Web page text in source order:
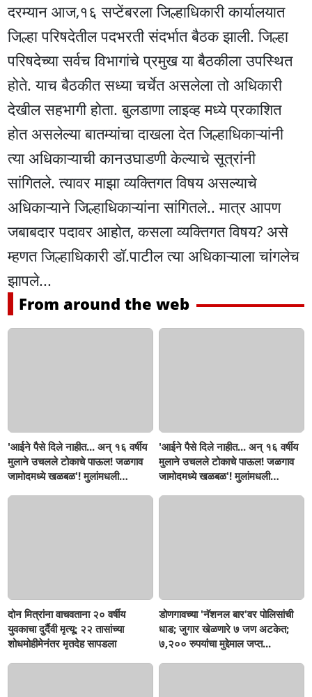
दरम्यान आज,१६ सप्टेंबरला जिल्हाधिकारी कार्यालयात
जिल्हा परिषदेतील पदभरती संदर्भात बैठक झाली. जिल्हा
परिषदेच्या सर्वच विभागांचे प्रमुख या बैठकीला उपस्थित
होते. याच बैठकीत सध्या चर्चेत असलेला तो अधिकारी
देखील सहभागी होता. बुलडाणा लाइव्ह मध्ये प्रकाशित
होत असलेल्या बातम्यांचा दाखला देत जिल्हाधिकाऱ्यांनी
त्या अधिकाऱ्याची कानउघाडणी केल्याचे सूत्रांनी
सांगितले. त्यावर माझा व्यक्तिगत विषय असल्याचे
अधिकाऱ्याने जिल्हाधिकाऱ्यांना सांगितले.. मात्र आपण
जबाबदार पदावर आहोत, कसला व्यक्तिगत विषय? असे
म्हणत जिल्हाधिकारी डॉ.पाटील त्या अधिकाऱ्याला चांगलेच
झापले...
From around the web
'आईने पैसे दिले नाहीत... अन् १६ वर्षीय
मुलाने उचलले टोकाचे पाऊल! जळगाव
जामोदमध्ये खळबळ'! मुलांमधली
'आईने पैसे दिले नाहीत... अन् १६ वर्षीय
मुलाने उचलले टोकाचे पाऊल! जळगाव
जामोदमध्ये खळबळ'! मुलांमधली
दोन मित्रांना वाचवताना २० वर्षीय
युवकाचा दुर्दैवी मृत्यू; २२ तासांच्या
शोधमोहीमेनंतर मृतदेह सापडला
डोणगावच्या 'नॅशनल बार'वर पोलिसांची
धाड; जुगार खेळणारे ७ जण अटकेत;
७,२०० रुपयांचा मुद्देमाल जप्त...